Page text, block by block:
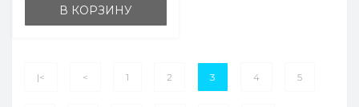
В КОРЗИНУ
|< < 1 2 3 4 5